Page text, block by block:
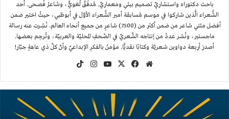
باحث دكتوراه واستشاريّ تصميم بيئي ومعماريّ. مُدقِّقٌ لُغويٌّ، وشاعرُ فُصحى. أحد
الشُّعراء الَّذين شاركوا في موسم مُسابقة أمير الشُّعراء الأوّل في أبوظبي، حيثُ اختير ضمن
أفضل مئتي شاعر من ضمن أكثر من (7500) شاعرٍ من جميع أنحاء العالم. نُشِرت عنه رسالة
ماجستير، ونُشر عددٌ من إنتاجه الشّعريّ في الصّحفِ المحليّة والعربيّة، وتُرجِم بعضها.
أصدرَ أربعة دواوين شعريّة وكتابًا نقديًّا. مؤمنٌ بالفكرِ الإبداعيّ وأنّ كلّ ذي عاهةٍ جبّار!
موقع
فيسبوك
‫X
‫YouTubeانستقرام